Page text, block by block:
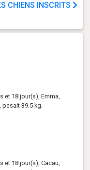
CHIENS INSCRITS
et 18 jour(s), Emma,
pesait 39.5 kg.
et 18 jour(s), Cacau,